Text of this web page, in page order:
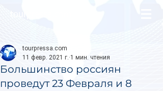
Большинство россиян
проведут 23 Февраля и 8
tourpressa.com
11 февр. 2021 г. 1 мин. чтения